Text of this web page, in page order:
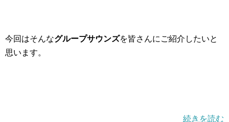
今回はそんなグループサウンズを皆さんにご紹介したいと
思います。
続きを読む